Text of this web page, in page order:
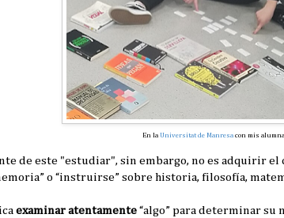
En la Universitat de Manresacon mis
de este "estudiar", sin embargo, no es adquirir el
o “instruirse” sobre historia, filosofía,
examinar atentamente “algo” para determinar su